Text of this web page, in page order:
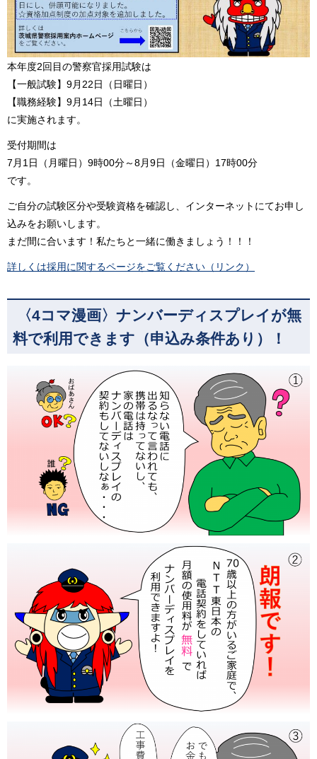
本年度2回目の警察官採用試験は
【一般試験】9月22日（日曜日）
【職務経験】9月14日（土曜日）
に実施されます。
受付期間は
7月1日（月曜日）9時00分～8月9日（金曜日）17時00分
です。
ご自分の試験区分や受験資格を確認し、インターネットにてお申し
込みをお願いします。
まだ間に合います！私たちと一緒に働きましょう！！！
詳しくは採用に関するページをご覧ください（リンク）
〈4コマ漫画〉ナンバーディスプレイが無
料で利用できます（申込み条件あり）！